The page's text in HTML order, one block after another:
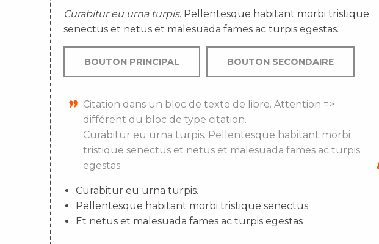
Curabitur eu urna turpis. Pellentesque habitant morbi tristique
senectus et netus et malesuada fames ac turpis egestas.
BOUTON PRINCIPAL BOUTON SECONDAIRE
Citation dans un bloc de texte de libre. Attention =>
différent du bloc de type citation.
Curabitur eu urna turpis. Pellentesque habitant morbi
tristique senectus et netus et malesuada fames ac turpis
egestas.
Curabitur eu urna turpis.
Pellentesque habitant morbi tristique senectus
Et netus et malesuada fames ac turpis egestas